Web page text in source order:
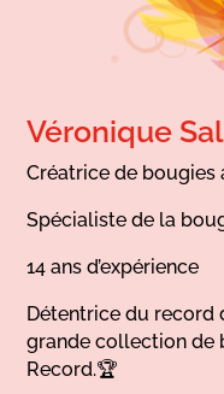
Véronique
Créatrice de bougies
Spécialiste de la
14 ans d’expérience
Détentrice du record
grande collection de
Record.🏆